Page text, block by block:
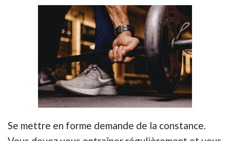
Se mettre en forme demande de la constance.